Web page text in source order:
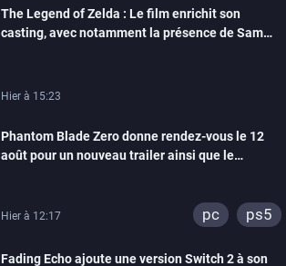
The Legend of Zelda : Le film enrichit son
casting, avec notamment la présence de Sam
Hier à 15:23
Phantom Blade Zero donne rendez-vous le 12
août pour un nouveau trailer ainsi que le
Hier à 12:17 pc ps5
Fading Echo ajoute une version Switch 2 à son